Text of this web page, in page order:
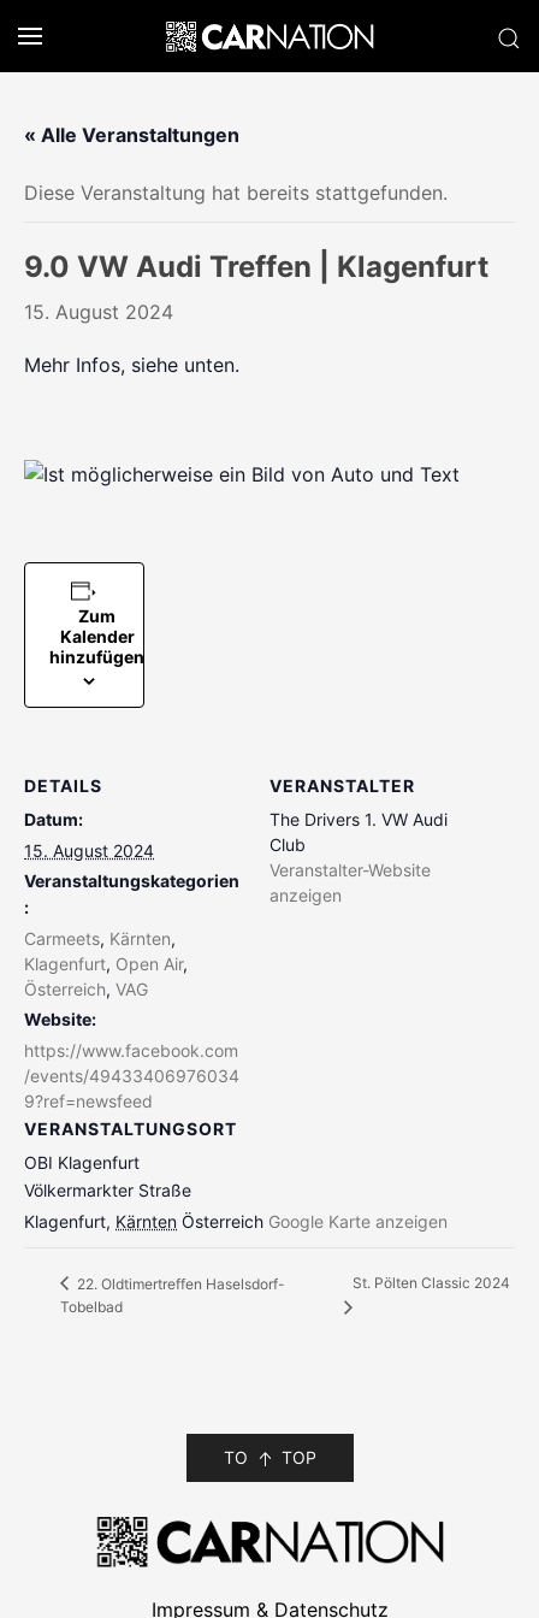
« Alle Veranstaltungen
Diese Veranstaltung hat bereits stattgefunden.
9.0 VW Audi Treffen | Klagenfurt
15. August 2024
Mehr Infos, siehe unten.
Zum
Kalender
hinzufügen
DETAILS
Datum:
15. August 2024
Veranstaltungskategorien
:
Carmeets, Kärnten,
Klagenfurt, Open Air,
Österreich, VAG
Website:
https://www.facebook.com
/events/49433406976034
9?ref=newsfeed
VERANSTALTUNGSORT
OBI Klagenfurt
Völkermarkter Straße
Klagenfurt, Kärnten Österreich Google Karte anzeigen
VERANSTALTER
The Drivers 1. VW Audi
Club
Veranstalter-Website
anzeigen
22. Oldtimertreffen Haselsdorf-
Tobelbad
St. Pölten Classic 2024
TO TOP
Impressum & Datenschutz